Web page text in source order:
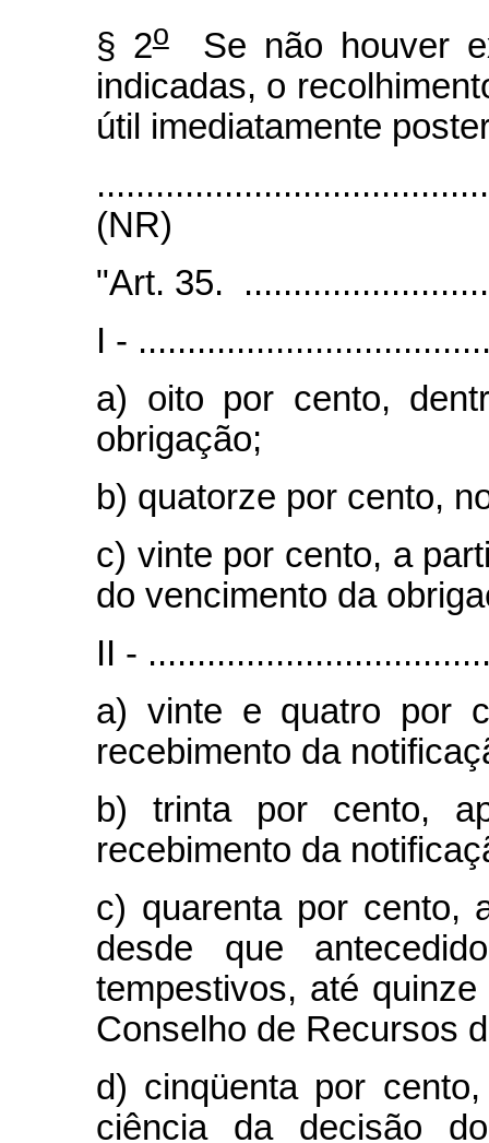
§ 2oSe não houver
indicadas, o
útil imediatamente
(NR)
"Art. 35.
I -
a) oito por cento,
obrigação;
b) quatorze por cento,
c) vinte por cento, a
do vencimento da
II -
a) vinte e quatro por
recebimento da
b) trinta por cento,
recebimento da
c) quarenta por cento,
desde que
tempestivos, até
Conselho de Recursos
d) cinqüenta por
ciência da decisão